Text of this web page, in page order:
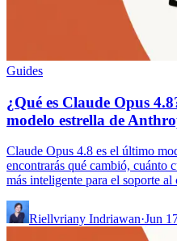
Guides
¿Qué es Claude Opus
modelo estrella de
Claude Opus 4.8 es el último
encontrarás qué cambió, cuánto
más inteligente para el soporte
Riellvriany Indriawan·Jun